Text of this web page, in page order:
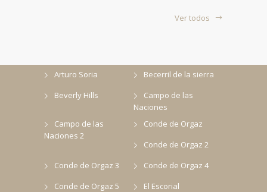
Ver todos
Arturo Soria
Becerril de la sierra
Beverly Hills
Campo de las
Naciones
Campo de las
Naciones 2
Conde de Orgaz
Conde de Orgaz 2
Conde de Orgaz 3
Conde de Orgaz 4
Conde de Orgaz 5
El Escorial